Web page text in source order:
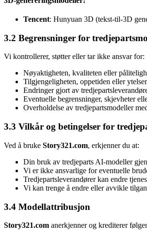
Tencent: Hunyuan 3D (tekst-til-3D
3.2 Begrensninger for
Vi kontrollerer, støtter eller tar ikke ansvar for:
Nøyaktigheten, kvaliteten eller
Tilgjengeligheten, oppetiden eller
Endringer gjort av
Eventuelle begrensninger, skjevheter
Overholdelse av tredjepartsmodeller
3.3 Vilkår og betingelser for
Ved å bruke Story321.com, erkjenner du at:
Din bruk av tredjeparts AI-modeller
Vi er ikke ansvarlige for eventuelle
Tredjepartsleverandører kan endre
Vi kan trenge å endre eller avvikle
3.4 Modellattribusjon
Story321.com anerkjenner og krediterer